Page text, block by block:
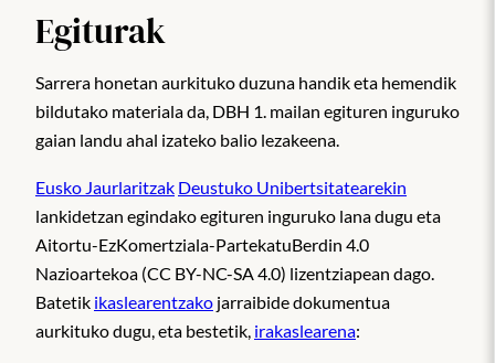
Egiturak
Sarrera honetan aurkituko duzuna handik eta hemendik
bildutako materiala da, DBH 1. mailan egituren inguruko
gaian landu ahal izateko balio lezakeena.
Eusko Jaurlaritzak Deustuko Unibertsitatearekin
lankidetzan egindako egituren inguruko lana dugu eta
Aitortu-EzKomertziala-PartekatuBerdin 4.0
Nazioartekoa (CC BY-NC-SA 4.0) lizentziapean dago.
Batetik ikaslearentzako jarraibide dokumentua
aurkituko dugu, eta bestetik, irakaslearena: